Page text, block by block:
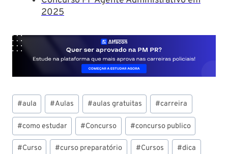
2025
Tags
do
Post:
#aula #Aulas #aulas gratuitas #carreira
#como estudar #Concurso #concurso publico
#Curso #curso preparatório #Cursos #dica